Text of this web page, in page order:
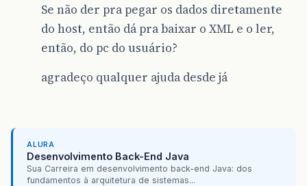
Se não der pra pegar os dados diretamente
do host, então dá pra baixar o XML e o ler,
então, do pc do usuário?
agradeço qualquer ajuda desde já
ALURA
Desenvolvimento Back-End Java
Sua Carreira em desenvolvimento back-end Java: dos
fundamentos à arquitetura de sistemas...